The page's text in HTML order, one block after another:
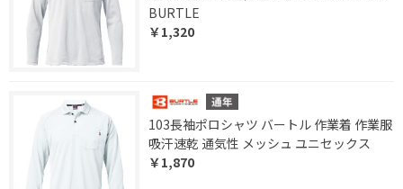
BURTLE
￥1,320
103長袖ポロシャツ バートル 作業着 作業服
吸汗速乾 通気性 メッシュ ユニセックス
￥1,870